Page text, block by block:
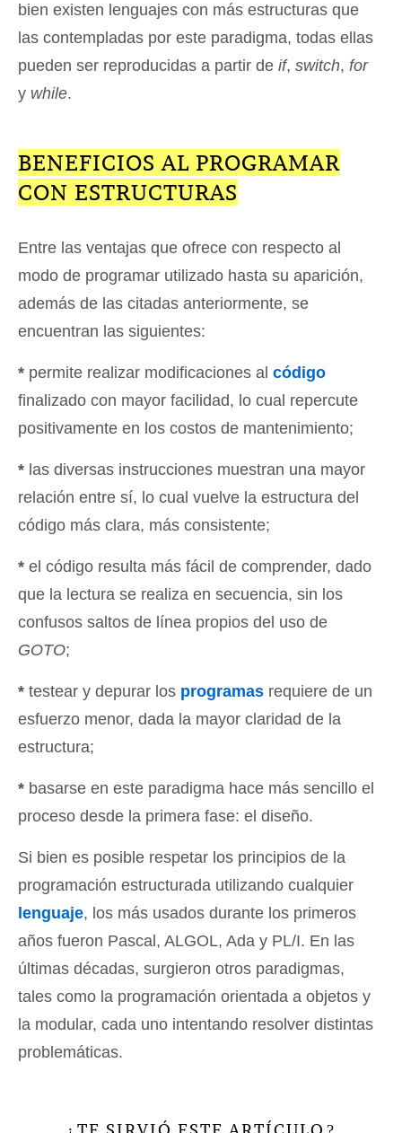
bien existen lenguajes con más estructuras que
las contempladas por este paradigma, todas ellas
pueden ser reproducidas a partir de if, switch, for
y while.
BENEFICIOS AL PROGRAMAR
CON ESTRUCTURAS
Entre las ventajas que ofrece con respecto al
modo de programar utilizado hasta su aparición,
además de las citadas anteriormente, se
encuentran las siguientes:
* permite realizar modificaciones al código
finalizado con mayor facilidad, lo cual repercute
positivamente en los costos de mantenimiento;
* las diversas instrucciones muestran una mayor
relación entre sí, lo cual vuelve la estructura del
código más clara, más consistente;
* el código resulta más fácil de comprender, dado
que la lectura se realiza en secuencia, sin los
confusos saltos de línea propios del uso de
GOTO;
* testear y depurar los programas requiere de un
esfuerzo menor, dada la mayor claridad de la
estructura;
* basarse en este paradigma hace más sencillo el
proceso desde la primera fase: el diseño.
Si bien es posible respetar los principios de la
programación estructurada utilizando cualquier
lenguaje, los más usados durante los primeros
años fueron Pascal, ALGOL, Ada y PL/I. En las
últimas décadas, surgieron otros paradigmas,
tales como la programación orientada a objetos y
la modular, cada uno intentando resolver distintas
problemáticas.